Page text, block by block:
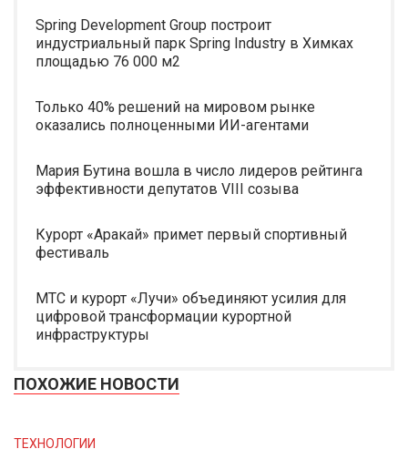
Spring Development Group построит
индустриальный парк Spring Industry в Химках
площадью 76 000 м2
Только 40% решений на мировом рынке
оказались полноценными ИИ-агентами
Мария Бутина вошла в число лидеров рейтинга
эффективности депутатов VIII созыва
Курорт «Аракай» примет первый спортивный
фестиваль
МТС и курорт «Лучи» объединяют усилия для
цифровой трансформации курортной
инфраструктуры
ПОХОЖИЕ НОВОСТИ
ТЕХНОЛОГИИ